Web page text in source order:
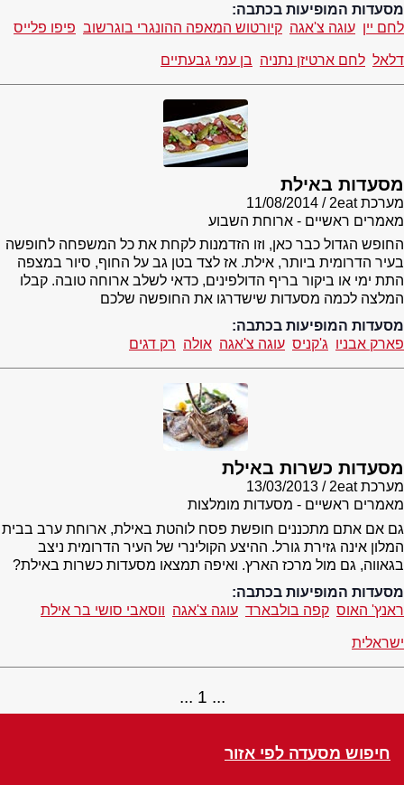
מסעדות המופיעות בכתבה:
לחם יין עוגה צ'אגה קיורטוש המאפה ההונגרי בוגרשוב פיפו פלייס
דלאל לחם ארטיזן נתניה בן עמי גבעתיים
מסעדות באילת
מערכת 2eat
11/08/2014
מאמרים ראשיים - ארוחת השבוע
החופש הגדול כבר כאן, וזו הזדמנות לקחת את כל המשפחה לחופשה
בעיר הדרומית ביותר, אילת. אז לצד בטן גב על החוף, סיור במצפה
התת ימי או ביקור בריף הדולפינים, כדאי לשלב ארוחה טובה. קבלו
המלצה לכמה מסעדות שישדרגו את החופשה שלכם
מסעדות המופיעות בכתבה:
פארק אבניו ג'קניס עוגה צ'אגה אולה רק דגים
מסעדות כשרות באילת
מערכת 2eat
13/03/2013
מאמרים ראשיים - מסעדות מומלצות
גם אם אתם מתכננים חופשת פסח לוהטת באילת, ארוחת ערב בבית
המלון אינה גזירת גורל. ההיצע הקולינרי של העיר הדרומית ניצב
בגאווה, גם מול מרכז הארץ. ואיפה תמצאו מסעדות כשרות באילת?
מסעדות המופיעות בכתבה:
ראנץ' האוס קפה בולבארד עוגה צ'אגה ווסאבי סושי בר אילת
ישראלית
1
חיפוש מסעדה לפי אזור